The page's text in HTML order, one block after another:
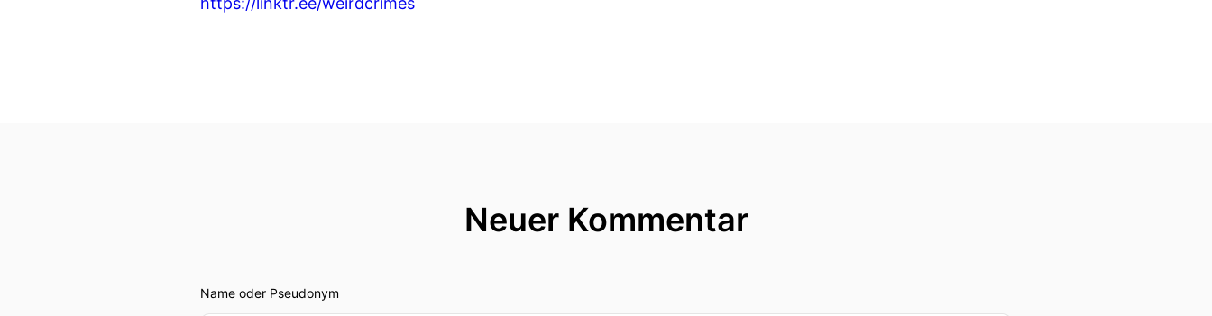
Neuer Kommentar
Name oder Pseudonym